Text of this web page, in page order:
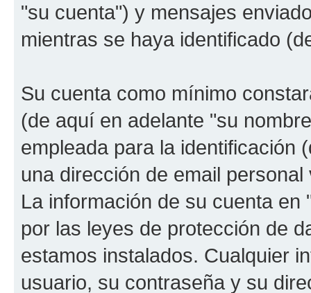
"su cuenta") y mensajes
mientras se haya identificado
Su cuenta como mínimo
(de aquí en adelante "su
empleada para la identificación
una dirección de email
La información de su cuenta
por las leyes de protección de
estamos instalados. Cualquier
usuario, su contraseña y su